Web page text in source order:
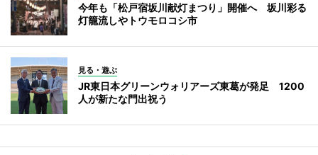
今年も「松戸宿坂川献灯まつり」開催へ 坂川彩る
灯籠流しやトウモロコシ市
見る・遊ぶ
JR東日本グリーンウォリアーズ東葛が発足 1200
人が新たな門出祝う